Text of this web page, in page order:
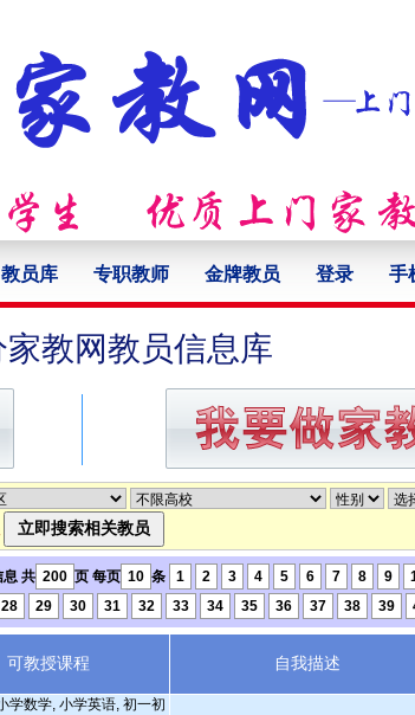
教员库 专职教师 金牌教员 登录 手
教网教员信息库
息 共 200 页 每页 10 条 1 2 3 4 5 6 7 8 9
28 29 30 31 32 33 34 35 36 37 38 39
可教授课程 自我描述
学数学, 小学英语, 初一初